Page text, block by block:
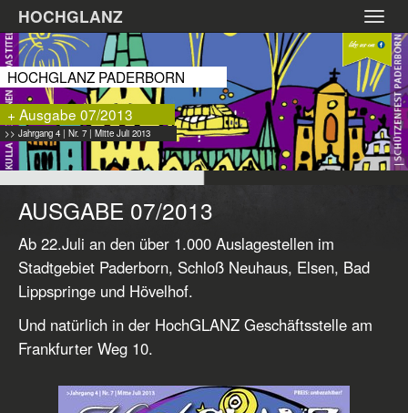
Zum
Hauptinhalt
springen
HOCHGLANZ
HOCHGLANZ PADERBORN
+ Ausgabe 07/2013
>> Jahrgang 4 | Nr. 7 | Mitte Juli 2013
AUSGABE 07/2013
Ab 22.Juli an den über 1.000 Auslagestellen im
Stadtgebiet Paderborn, Schloß Neuhaus, Elsen, Bad
Lippspringe und Hövelhof.
Und natürlich in der HochGLANZ Geschäftsstelle am
Frankfurter Weg 10.